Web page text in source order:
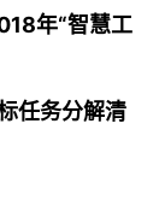
年“智慧工
任务分解清